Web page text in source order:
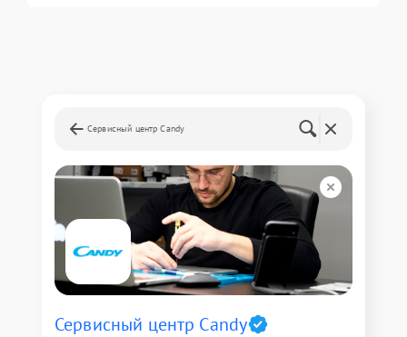
Сервисный центр Candy
Сервисный центр Candy